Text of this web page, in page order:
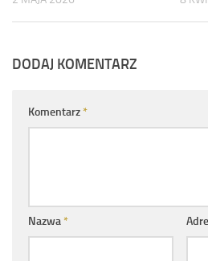
DODAJ KOMENTARZ
Komentarz*
Nazwa*